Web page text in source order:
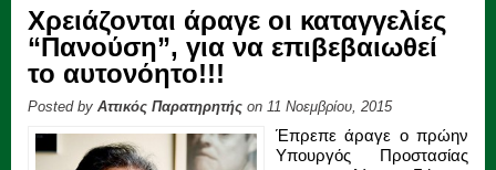
Χρειάζονται άραγε οι καταγγελίες
“Πανούση”, για να επιβεβαιωθεί
το αυτονόητο!!!
Posted by Αττικός Παρατηρητής on 11 Νοεμβρίου, 2015
Έπρεπε άραγε ο πρώην
Υπουργός Προστασίας